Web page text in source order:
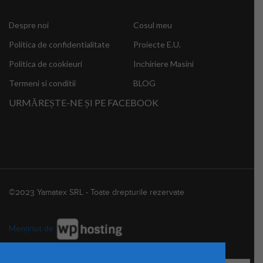
Despre noi
Politica de confidentialitate
Politica de cookieuri
Termeni si conditii
Cosul meu
Proiecte E.U.
Inchiriere Masini
BLOG
URMĂREȘTE-NE ȘI PE FACEBOOK
©2023 Yamatex SRL - Toate drepturile rezervate
Menținut de